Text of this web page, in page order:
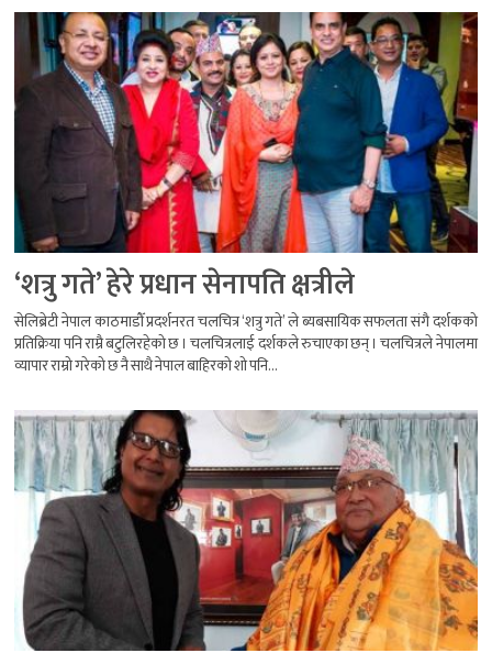
‘शत्रु गते’ हेरे प्रधान सेनापति क्षत्रीले
सेलिब्रेटी नेपाल काठमाडौँ प्रदर्शनरत चलचित्र ‘शत्रु गते’ ले ब्यबसायिक सफलता संगै दर्शकको
प्रतिक्रिया पनि राम्रै बटुलिरहेको छ । चलचित्रलाई दर्शकले रुचाएका छन् । चलचित्रले नेपालमा
व्यापार राम्रो गरेको छ नै साथै नेपाल बाहिरको शो पनि...